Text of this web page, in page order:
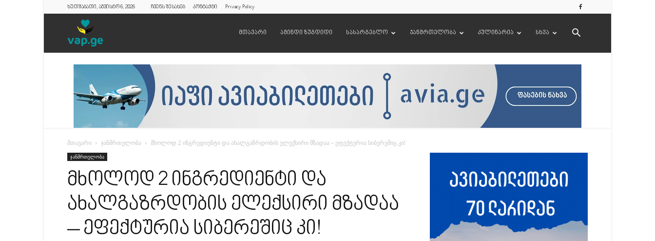
ხუთშაბათი, აგვისტო 6, 2026 ჩვენს შესახებ კონტაქტი Privacy Policy
მთავარი ამინდი ზუგდიდი სასარგებლო ჯანმრთელობა კულინარია სხვა
მთავარი ჯანმრთელობა მხოლოდ 2 ინგრედიენტი და ახალგაზრდობის ელექსირი მზადაა – ეფექტურია სიბერეშიც კი!
ჯანმრთელობა
მხოლოდ 2 ინგრედიენტი და
ახალგაზრდობის ელექსირი მზადაა
– ეფექტურია სიბერეშიც კი!